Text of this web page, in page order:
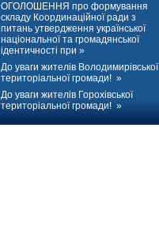
ОГОЛОШЕННЯ про формування
складу Координаційної ради з
питань утвердження української
національної та громадянської
ідентичності при »
До уваги жителів Володимирівської
територіальної громади! »
До уваги жителів Горохівської
територіальної громади! »